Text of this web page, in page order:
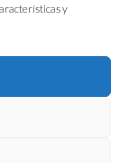
y
y Bebidas